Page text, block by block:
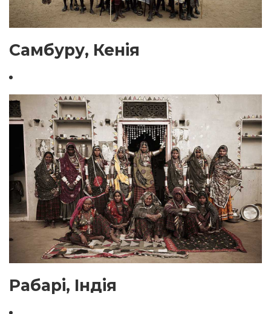
Самбуру, Кенія
Рабарі, Індія